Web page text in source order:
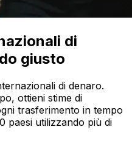
di
giusto
di denaro.
ottieni stime di
trasferimento in tempo
paesi utilizzando più di